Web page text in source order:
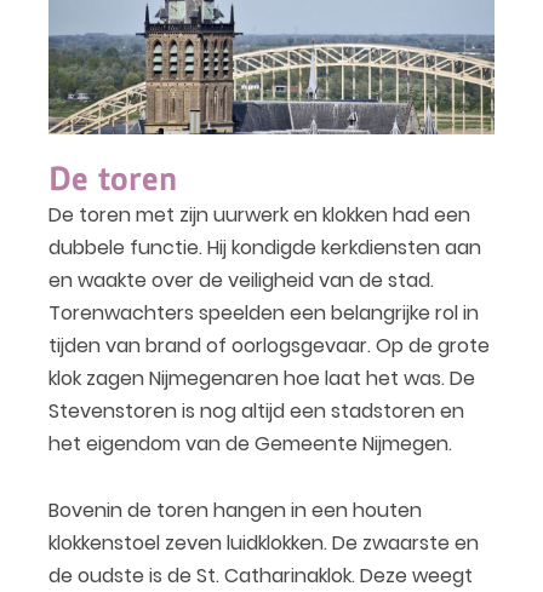
De toren
De toren met zijn uurwerk en klokken had een
dubbele functie. Hij kondigde kerkdiensten aan
en waakte over de veiligheid van de stad.
Torenwachters speelden een belangrijke rol in
tijden van brand of oorlogsgevaar. Op de grote
klok zagen Nijmegenaren hoe laat het was. De
Stevenstoren is nog altijd een stadstoren en
het eigendom van de Gemeente Nijmegen.
Bovenin de toren hangen in een houten
klokkenstoel zeven luidklokken. De zwaarste en
de oudste is de St. Catharinaklok. Deze weegt